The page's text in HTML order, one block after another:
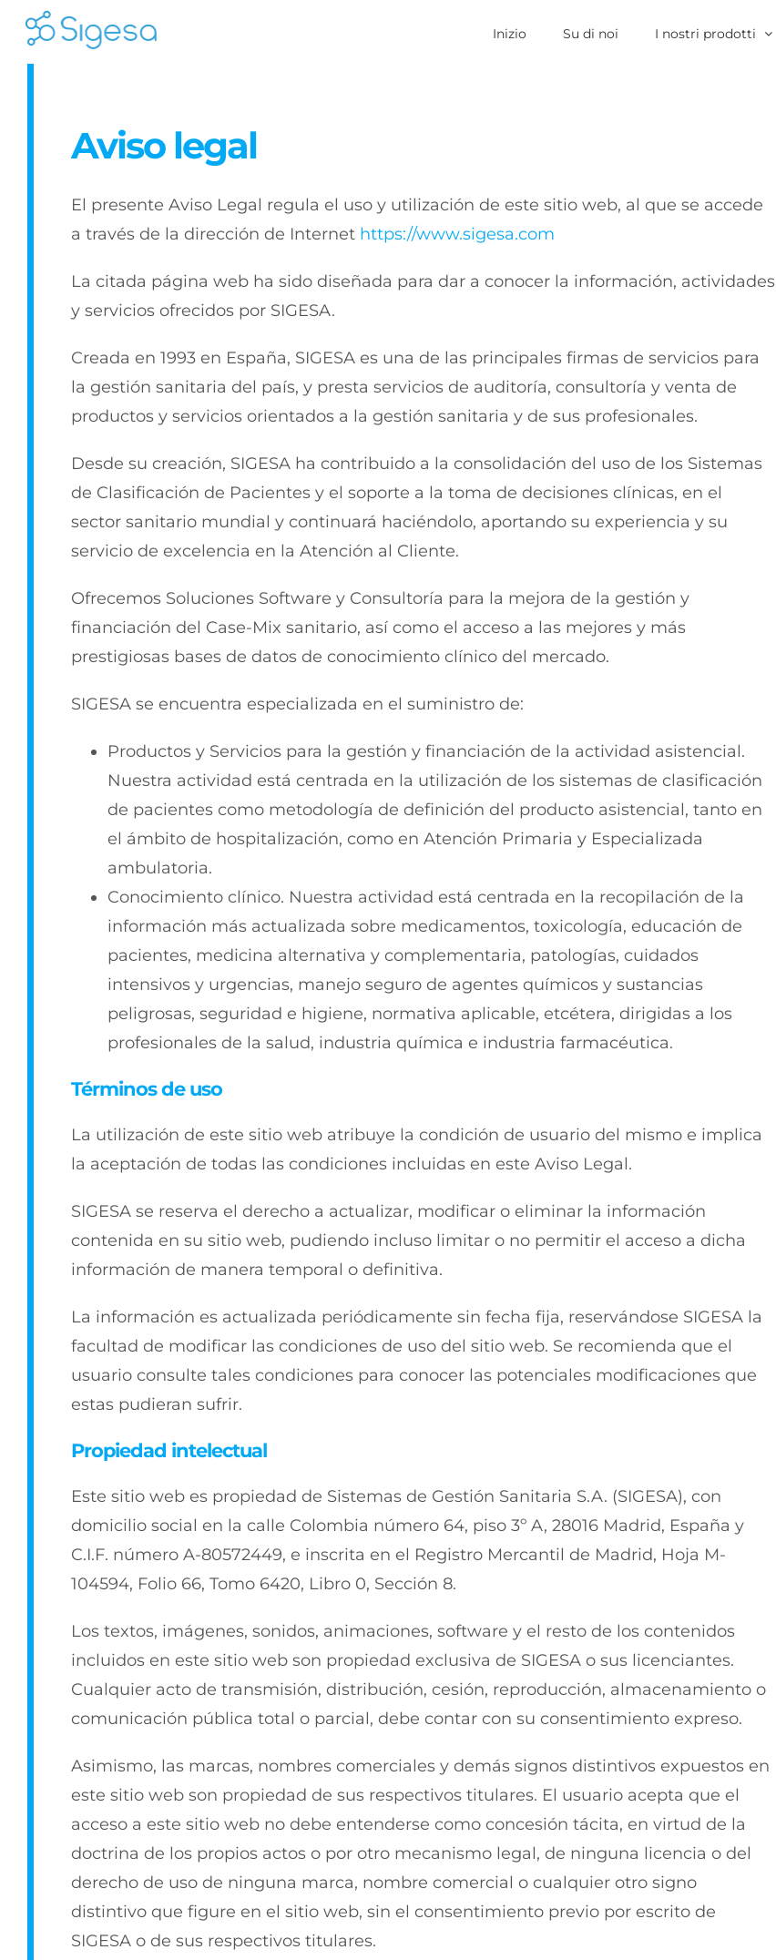
Skip
Inizio Su di noi I nostri prodotti
Aviso legal
El presente Aviso Legal regula el uso y utilización de este sitio web, al que se accede
a través de la dirección de Internet https://www.sigesa.com
La citada página web ha sido diseñada para dar a conocer la información, actividades
y servicios ofrecidos por SIGESA.
Creada en 1993 en España, SIGESA es una de las principales firmas de servicios para
la gestión sanitaria del país, y presta servicios de auditoría, consultoría y venta de
productos y servicios orientados a la gestión sanitaria y de sus profesionales.
Desde su creación, SIGESA ha contribuido a la consolidación del uso de los Sistemas
de Clasificación de Pacientes y el soporte a la toma de decisiones clínicas, en el
sector sanitario mundial y continuará haciéndolo, aportando su experiencia y su
servicio de excelencia en la Atención al Cliente.
Ofrecemos Soluciones Software y Consultoría para la mejora de la gestión y
financiación del Case-Mix sanitario, así como el acceso a las mejores y más
prestigiosas bases de datos de conocimiento clínico del mercado.
SIGESA se encuentra especializada en el suministro de:
Productos y Servicios para la gestión y financiación de la actividad asistencial.
Nuestra actividad está centrada en la utilización de los sistemas de clasificación
de pacientes como metodología de definición del producto asistencial, tanto en
el ámbito de hospitalización, como en Atención Primaria y Especializada
ambulatoria.
Conocimiento clínico. Nuestra actividad está centrada en la recopilación de la
información más actualizada sobre medicamentos, toxicología, educación de
pacientes, medicina alternativa y complementaria, patologías, cuidados
intensivos y urgencias, manejo seguro de agentes químicos y sustancias
peligrosas, seguridad e higiene, normativa aplicable, etcétera, dirigidas a los
profesionales de la salud, industria química e industria farmacéutica.
Términos de uso
La utilización de este sitio web atribuye la condición de usuario del mismo e implica
la aceptación de todas las condiciones incluidas en este Aviso Legal.
SIGESA se reserva el derecho a actualizar, modificar o eliminar la información
contenida en su sitio web, pudiendo incluso limitar o no permitir el acceso a dicha
información de manera temporal o definitiva.
La información es actualizada periódicamente sin fecha fija, reservándose SIGESA la
facultad de modificar las condiciones de uso del sitio web. Se recomienda que el
usuario consulte tales condiciones para conocer las potenciales modificaciones que
estas pudieran sufrir.
Propiedad intelectual
Este sitio web es propiedad de Sistemas de Gestión Sanitaria S.A. (SIGESA), con
domicilio social en la calle Colombia número 64, piso 3º A, 28016 Madrid, España y
C.I.F. número A-80572449, e inscrita en el Registro Mercantil de Madrid, Hoja M-
104594, Folio 66, Tomo 6420, Libro 0, Sección 8.
Los textos, imágenes, sonidos, animaciones, software y el resto de los contenidos
incluidos en este sitio web son propiedad exclusiva de SIGESA o sus licenciantes.
Cualquier acto de transmisión, distribución, cesión, reproducción, almacenamiento o
comunicación pública total o parcial, debe contar con su consentimiento expreso.
Asimismo, las marcas, nombres comerciales y demás signos distintivos expuestos en
este sitio web son propiedad de sus respectivos titulares. El usuario acepta que el
acceso a este sitio web no debe entenderse como concesión tácita, en virtud de la
doctrina de los propios actos o por otro mecanismo legal, de ninguna licencia o del
derecho de uso de ninguna marca, nombre comercial o cualquier otro signo
distintivo que figure en el sitio web, sin el consentimiento previo por escrito de
SIGESA o de sus respectivos titulares.